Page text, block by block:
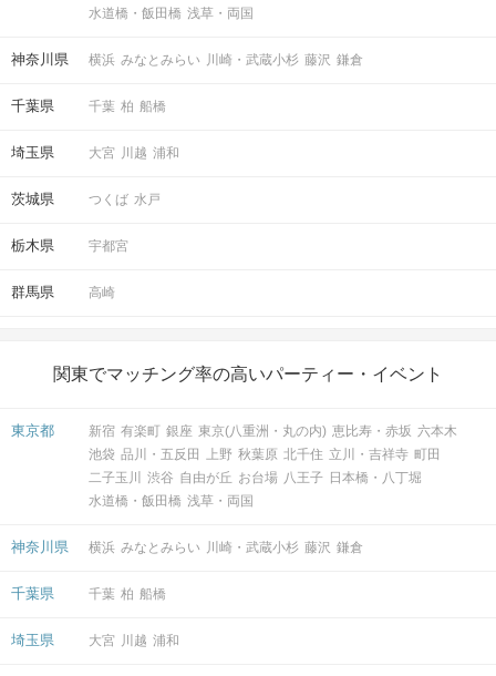
水道橋・飯田橋 浅草・両国
神奈川県 横浜 みなとみらい 川崎・武蔵小杉 藤沢 鎌倉
千葉県 千葉 柏 船橋
埼玉県 大宮 川越 浦和
茨城県 つくば 水戸
栃木県 宇都宮
群馬県 高崎
関東でマッチング率の高いパーティー・イベント
東京都 新宿 有楽町 銀座 東京(八重洲・丸の内) 恵比寿・赤坂 六本木
池袋 品川・五反田 上野 秋葉原 北千住 立川・吉祥寺 町田
二子玉川
渋谷 自由が丘 お台場 八王子 日本橋・八丁堀
水道橋・飯田橋 浅草・両国
神奈川県 横浜 みなとみらい 川崎・武蔵小杉 藤沢 鎌倉
千葉県 千葉 柏 船橋
埼玉県 大宮 川越 浦和